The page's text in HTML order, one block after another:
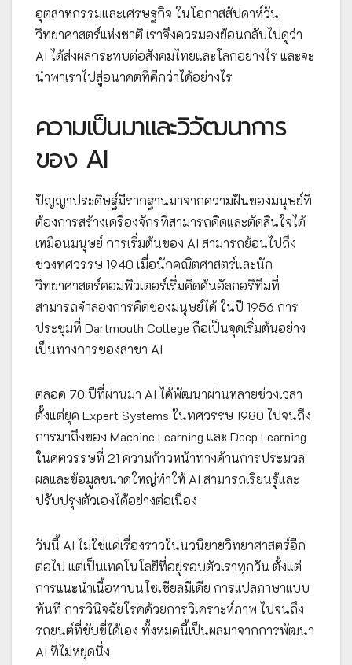
อุตสาหกรรมและเศรษฐกิจ ในโอกาสสัปดาห์วัน
วิทยาศาสตร์แห่งชาติ เราจึงควรมองย้อนกลับไปดูว่า
AI ได้ส่งผลกระทบต่อสังคมไทยและโลกอย่างไร และจะ
นำพาเราไปสู่อนาคตที่ดีกว่าได้อย่างไร
ความเป็นมาและวิวัฒนาการ
ของ AI
ปัญญาประดิษฐ์มีรากฐานมาจากความฝันของมนุษย์ที่
ต้องการสร้างเครื่องจักรที่สามารถคิดและตัดสินใจได้
เหมือนมนุษย์ การเริ่มต้นของ AI สามารถย้อนไปถึง
ช่วงทศวรรษ 1940 เมื่อนักคณิตศาสตร์และนัก
วิทยาศาสตร์คอมพิวเตอร์เริ่มคิดค้นอัลกอริทึมที่
สามารถจำลองการคิดของมนุษย์ได้ ในปี 1956 การ
ประชุมที่ Dartmouth College ถือเป็นจุดเริ่มต้นอย่าง
เป็นทางการของสาขา AI
ตลอด 70 ปีที่ผ่านมา AI ได้พัฒนาผ่านหลายช่วงเวลา
ตั้งแต่ยุค Expert Systems ในทศวรรษ 1980 ไปจนถึง
การมาถึงของ Machine Learning และ Deep Learning
ในศตวรรษที่ 21 ความก้าวหน้าทางด้านการประมวล
ผลและข้อมูลขนาดใหญ่ทำให้ AI สามารถเรียนรู้และ
ปรับปรุงตัวเองได้อย่างต่อเนื่อง
วันนี้ AI ไม่ใช่แค่เรื่องราวในนวนิยายวิทยาศาสตร์อีก
ต่อไป แต่เป็นเทคโนโลยีที่อยู่รอบตัวเราทุกวัน ตั้งแต่
การแนะนำเนื้อหาบนโซเชียลมีเดีย การแปลภาษาแบบ
ทันที การวินิจฉัยโรคด้วยการวิเคราะห์ภาพ ไปจนถึง
รถยนต์ที่ขับขี่ได้เอง ทั้งหมดนี้เป็นผลมาจากการพัฒนา
AI ที่ไม่หยุดนิ่ง